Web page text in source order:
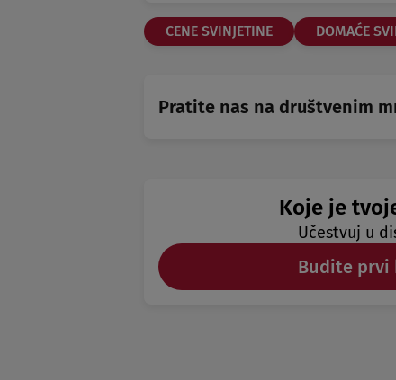
CENE SVINJETINE DOMAĆE
Pratite nas na društvenim
Koje je
Učestvuj u
Budite